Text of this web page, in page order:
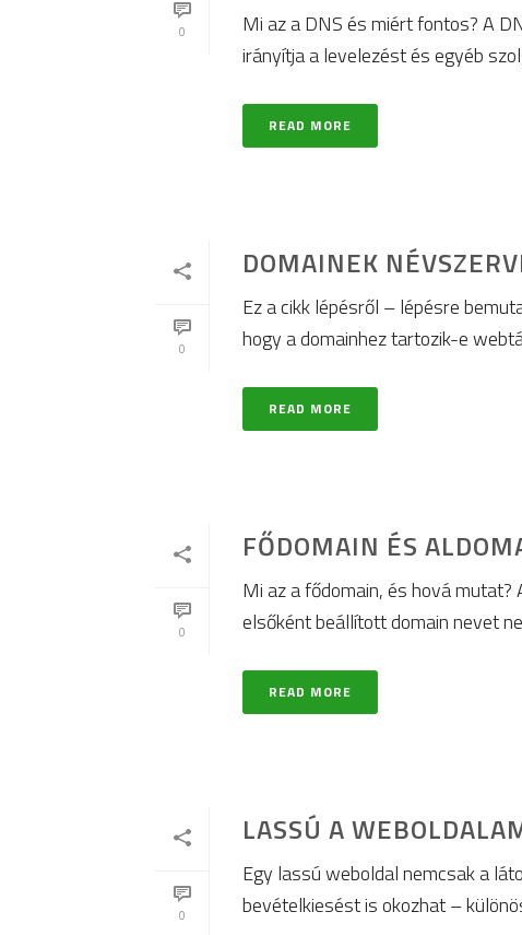
0
Mi az a DNS és miért fontos? A
irányítja a levelezést és egyéb
READ MORE
0
DOMAINEK
Ez a cikk lépésről – lépésre
hogy a domainhez tartozik-e
READ MORE
0
FŐDOMAIN ÉS
Mi az a fődomain, és hová
elsőként beállított domain nevet
READ MORE
0
LASSÚ A
Egy lassú weboldal nemcsak a
bevételkiesést is okozhat –